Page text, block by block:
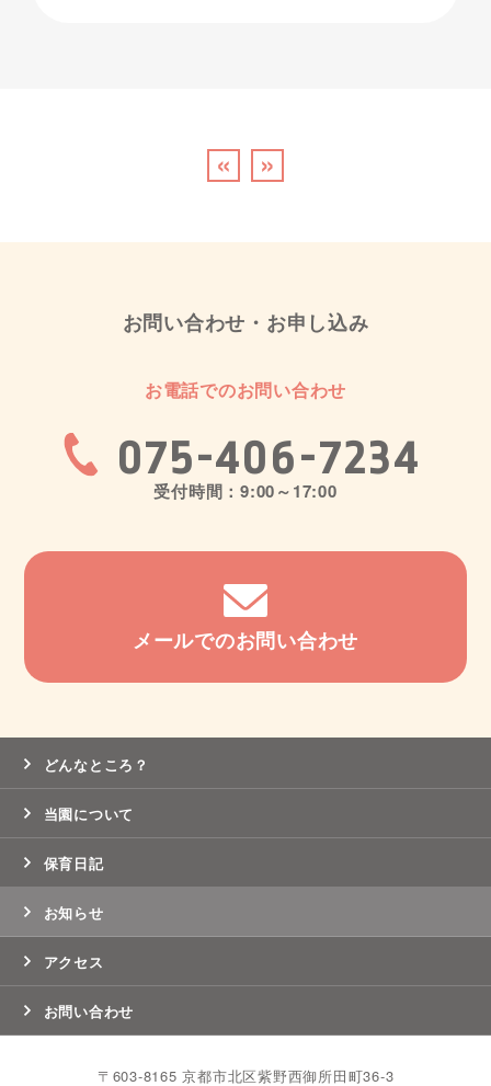
« »
お問い合わせ・お申し込み
お電話でのお問い合わせ
075-406-7234
受付時間：9:00～17:00
メールでのお問い合わせ
どんなところ？
当園について
保育日記
お知らせ
アクセス
お問い合わせ
〒603-8165 京都市北区紫野西御所田町36-3